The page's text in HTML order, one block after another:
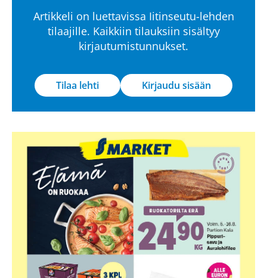
Artikkeli on luettavissa Iitinseutu-lehden
tilaajille. Kaikkiin tilauksiin sisältyy
kirjautumistunnukset.
Tilaa lehti Kirjaudu sisään